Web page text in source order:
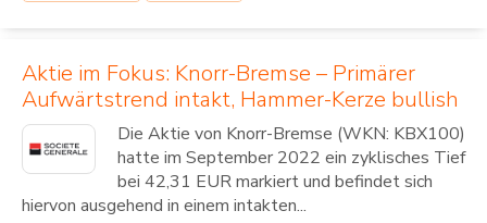
Aktie im Fokus: Knorr-Bremse – Primärer
Aufwärtstrend intakt, Hammer-Kerze bullish
Die Aktie von Knorr-Bremse (WKN: KBX100)
hatte im September 2022 ein zyklisches Tief
bei 42,31 EUR markiert und befindet sich
hiervon ausgehend in einem intakten...